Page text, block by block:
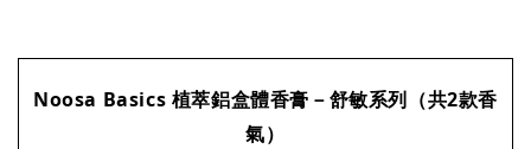
Noosa Basics 植萃鋁盒體香膏－舒敏系列（共2款香
氣）